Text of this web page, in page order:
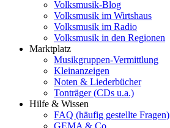
Volksmusik-Blog
Volksmusik im Wirtshaus
Volksmusik im Radio
Volksmusik in den Regionen
Marktplatz
Musikgruppen-Vermittlung
Kleinanzeigen
Noten & Liederbücher
Tonträger (CDs u.a.)
Hilfe & Wissen
FAQ (häufig gestellte Fragen)
GEMA & Co.